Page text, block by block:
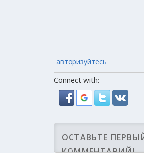
авторизуйтесь
Connect with: